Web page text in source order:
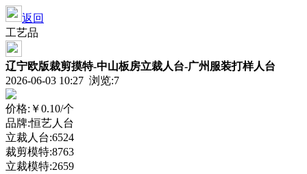
返回
工艺品
辽宁欧版裁剪摸特-中山板房立裁人台-广州服装打样人台
2026-06-03 10:27 浏览:7
价格: ￥0.10/个
品牌:恒艺人台
立裁人台:6524
裁剪模特:8763
立裁模特:2659